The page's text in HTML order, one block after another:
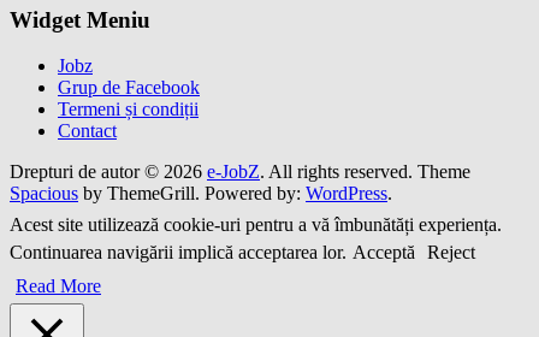
Widget Meniu
Jobz
Grup de Facebook
Termeni și condiții
Contact
Drepturi de autor © 2026 e-JobZ. All rights reserved. Theme
Spacious by ThemeGrill. Powered by: WordPress.
Acest site utilizează cookie-uri pentru a vă îmbunătăți experiența.
Continuarea navigării implică acceptarea lor. Acceptă Reject
Read More